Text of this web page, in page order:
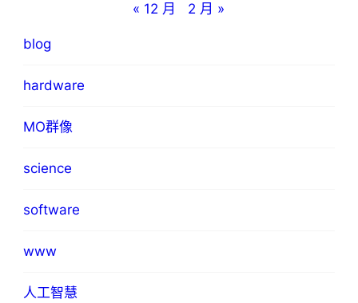
« 12 月
2 月 »
blog
hardware
MO群像
science
software
www
人工智慧